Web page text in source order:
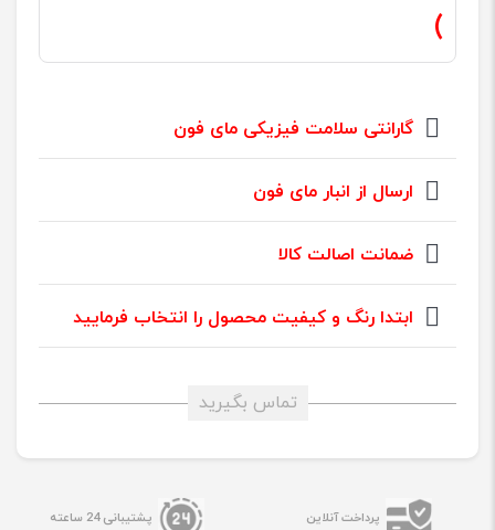
)
گارانتی سلامت فیزیکی مای فون
ارسال از انبار مای فون
ضمانت اصالت کالا
ابتدا رنگ و کیفیت محصول را انتخاب فرمایید
تماس بگیرید
پرداخت آنلاین پشتیبانی 24 ساعته